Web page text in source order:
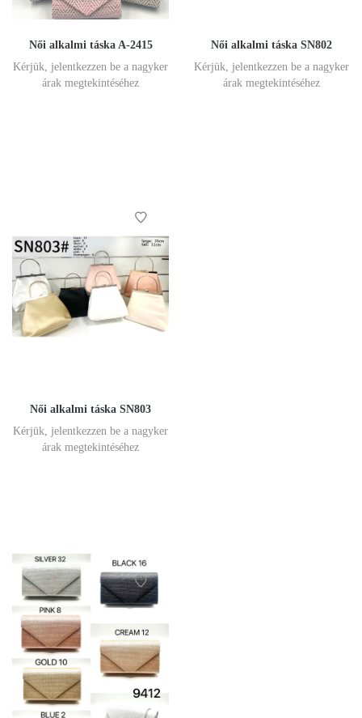
Női alkalmi táska A-2415
Kérjük, jelentkezzen be a nagyker
árak megtekintéséhez
Női alkalmi táska SN802
Kérjük, jelentkezzen be a nagyker
árak megtekintéséhez
Női alkalmi táska SN803
Kérjük, jelentkezzen be a nagyker
árak megtekintéséhez